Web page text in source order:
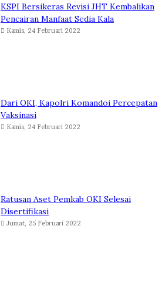
KSPI Bersikeras Revisi JHT Kembalikan
Pencairan Manfaat Sedia Kala
Kamis, 24 Februari 2022
Dari OKI, Kapolri Komandoi Percepatan
Vaksinasi
Kamis, 24 Februari 2022
Ratusan Aset Pemkab OKI Selesai
Disertifikasi
Jumat, 25 Februari 2022